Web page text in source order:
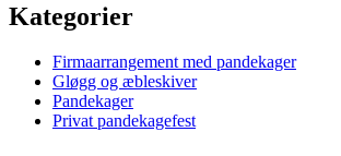
Kategorier
Firmaarrangement med pandekager
Gløgg og æbleskiver
Pandekager
Privat pandekagefest